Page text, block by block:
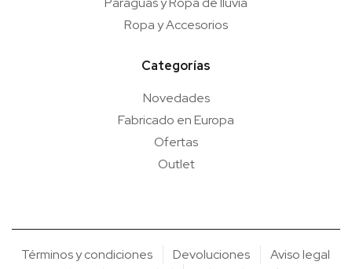
Ropa y Accesorios
Categorías
Novedades
Fabricado en Europa
Ofertas
Outlet
Términos y condiciones Devoluciones
Aviso legal